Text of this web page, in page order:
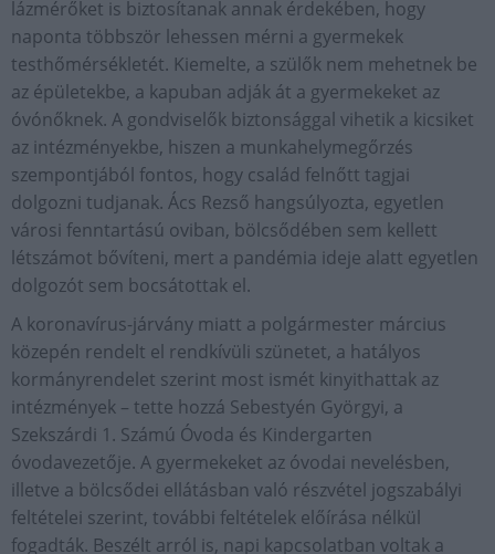
lázmérőket is biztosítanak annak érdekében, hogy
naponta többször lehessen mérni a gyermekek
testhőmérsékletét. Kiemelte, a szülők nem mehetnek be
az épületekbe, a kapuban adják át a gyermekeket az
óvónőknek. A gondviselők biztonsággal vihetik a kicsiket
az intézményekbe, hiszen a munkahelymegőrzés
szempontjából fontos, hogy család felnőtt tagjai
dolgozni tudjanak. Ács Rezső hangsúlyozta, egyetlen
városi fenntartású oviban, bölcsődében sem kellett
létszámot bővíteni, mert a pandémia ideje alatt egyetlen
dolgozót sem bocsátottak el.
A koronavírus-járvány miatt a polgármester március
közepén rendelt el rendkívüli szünetet, a hatályos
kormányrendelet szerint most ismét kinyithattak az
intézmények – tette hozzá Sebestyén Györgyi, a
Szekszárdi 1. Számú Óvoda és Kindergarten
óvodavezetője. A gyermekeket az óvodai nevelésben,
illetve a bölcsődei ellátásban való részvétel jogszabályi
feltételei szerint, további feltételek előírása nélkül
fogadták. Beszélt arról is, napi kapcsolatban voltak a